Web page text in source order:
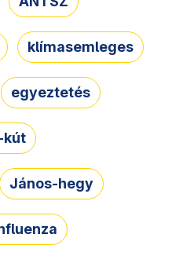
klímasemleges
egyeztetés
kút
János-hegy